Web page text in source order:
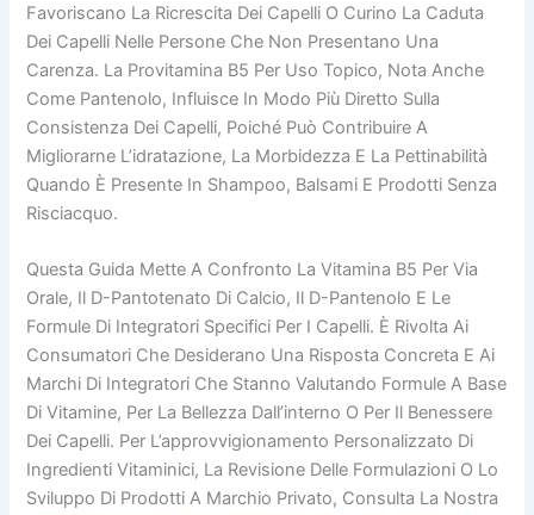
Favoriscano La Ricrescita Dei Capelli O Curino La Caduta
Dei Capelli Nelle Persone Che Non Presentano Una
Carenza. La Provitamina B5 Per Uso Topico, Nota Anche
Come Pantenolo, Influisce In Modo Più Diretto Sulla
Consistenza Dei Capelli, Poiché Può Contribuire A
Migliorarne L’idratazione, La Morbidezza E La Pettinabilità
Quando È Presente In Shampoo, Balsami E Prodotti Senza
Risciacquo.
Questa Guida Mette A Confronto La Vitamina B5 Per Via
Orale, Il D-Pantotenato Di Calcio, Il D-Pantenolo E Le
Formule Di Integratori Specifici Per I Capelli. È Rivolta Ai
Consumatori Che Desiderano Una Risposta Concreta E Ai
Marchi Di Integratori Che Stanno Valutando Formule A Base
Di Vitamine, Per La Bellezza Dall’interno O Per Il Benessere
Dei Capelli. Per L’approvvigionamento Personalizzato Di
Ingredienti Vitaminici, La Revisione Delle Formulazioni O Lo
Sviluppo Di Prodotti A Marchio Privato, Consulta La Nostra